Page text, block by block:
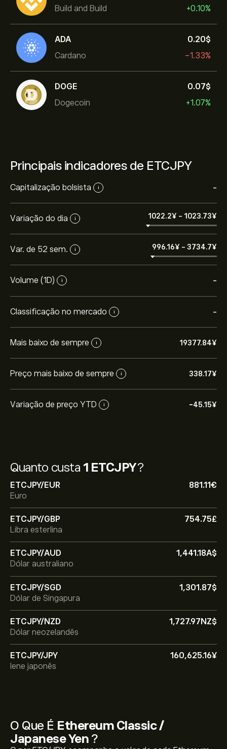
Build and Build
+0.10%
ADA
Cardano
0.20‎$‎
-1.33%
DOGE
Dogecoin
0.07‎$‎
+1.07%
Quanto custa 1 ETCJPY?
ETCJPY/EUR
881.11‎€‎
Euro
ETCJPY/GBP
754.75‎£‎
Libra esterlina
ETCJPY/AUD
1,441.18‎A$‎
Dólar australiano
ETCJPY/SGD
1,301.87‎$‎
Dólar de Singapura
ETCJPY/NZD
1,727.97‎NZ$‎
Dólar neozelandês
ETCJPY/JPY
160,625.16‎¥‎
Iene japonês
Principais indicadores de ETCJPY
Capitalização bolsista i -
Variação do dia i 1022.2‎¥‎ - 1023.73‎¥‎
Var. de 52 sem. i 996.16‎¥‎ - 3734.7‎¥‎
Volume (1D) i -
Classificação no mercado i -
Mais baixo de sempre i 19377.84‎¥‎
Preço mais baixo de sempre i 338.17‎¥‎
Variação de preço YTD i -45.15‎¥‎
O Que É Ethereum Classic /
Japanese Yen ?